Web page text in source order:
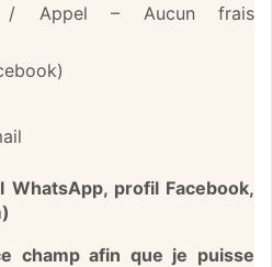
/ Appel – Aucun frais
WhatsApp, profil Facebook,
champ afin que je puisse